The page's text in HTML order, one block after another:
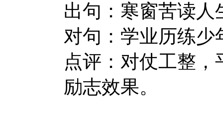
出句：寒窗苦读人
对句：学业历练少
点评：对仗工整
励志效果。